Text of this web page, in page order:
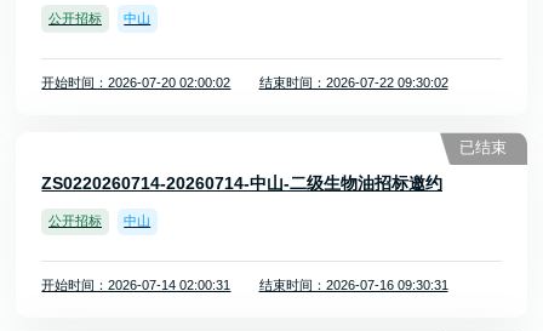
公开招标 中山
开始时间：2026-07-20 02:00:02 结束时间：2026-07-22 09:30:02
ZS0220260714-20260714-中山-二级生物油招标邀约
公开招标 中山
开始时间：2026-07-14 02:00:31 结束时间：2026-07-16 09:30:31
已结束